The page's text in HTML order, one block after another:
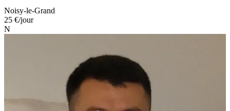
Noisy-le-Grand
25 €/jour
N